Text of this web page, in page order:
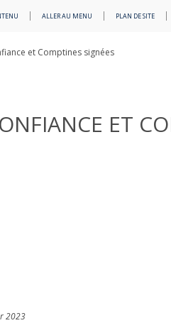
ALLER AU MENU PLAN DE SITE
et Comptines signées
ET
2023